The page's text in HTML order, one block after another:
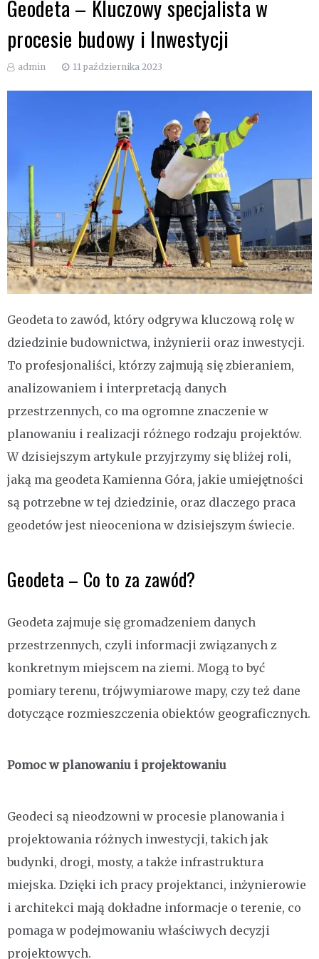
Geodeta – Kluczowy specjalista w
procesie budowy i Inwestycji
admin 11 października 2023
Geodeta to zawód, który odgrywa kluczową rolę w
dziedzinie budownictwa, inżynierii oraz inwestycji.
To profesjonaliści, którzy zajmują się zbieraniem,
analizowaniem i interpretacją danych
przestrzennych, co ma ogromne znaczenie w
planowaniu i realizacji różnego rodzaju projektów.
W dzisiejszym artykule przyjrzymy się bliżej roli,
jaką ma geodeta Kamienna Góra, jakie umiejętności
są potrzebne w tej dziedzinie, oraz dlaczego praca
geodetów jest nieoceniona w dzisiejszym świecie.
Geodeta – Co to za zawód?
Geodeta zajmuje się gromadzeniem danych
przestrzennych, czyli informacji związanych z
konkretnym miejscem na ziemi. Mogą to być
pomiary terenu, trójwymiarowe mapy, czy też dane
dotyczące rozmieszczenia obiektów geograficznych.
Pomoc w planowaniu i projektowaniu
Geodeci są nieodzowni w procesie planowania i
projektowania różnych inwestycji, takich jak
budynki, drogi, mosty, a także infrastruktura
miejska. Dzięki ich pracy projektanci, inżynierowie
i architekci mają dokładne informacje o terenie, co
pomaga w podejmowaniu właściwych decyzji
projektowych.